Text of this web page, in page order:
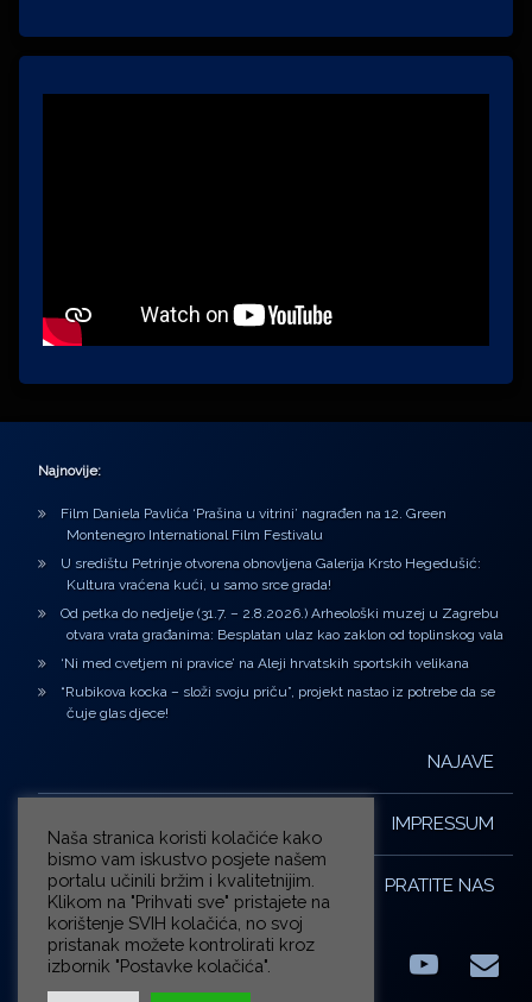
Najnovije:
Film Daniela Pavlića ‘Prašina u vitrini’ nagrađen na 12. Green
Montenegro International Film Festivalu
U središtu Petrinje otvorena obnovljena Galerija Krsto Hegedušić:
Kultura vraćena kući, u samo srce grada!
Od petka do nedjelje (31.7. – 2.8.2026.) Arheološki muzej u Zagrebu
otvara vrata građanima: Besplatan ulaz kao zaklon od toplinskog vala
‘Ni med cvetjem ni pravice’ na Aleji hrvatskih sportskih velikana
“Rubikova kocka – složi svoju priču”, projekt nastao iz potrebe da se
čuje glas djece!
NAJAVE
IMPRESSUM
PRATITE NAS
FacebookLinkedIn E-
Naša stranica koristi kolačiće kako
bismo vam iskustvo posjete našem
portalu učinili bržim i kvalitetnijim.
Klikom na "Prihvati sve" pristajete na
korištenje SVIH kolačića, no svoj
pristanak možete kontrolirati kroz
izbornik "Postavke kolačića".